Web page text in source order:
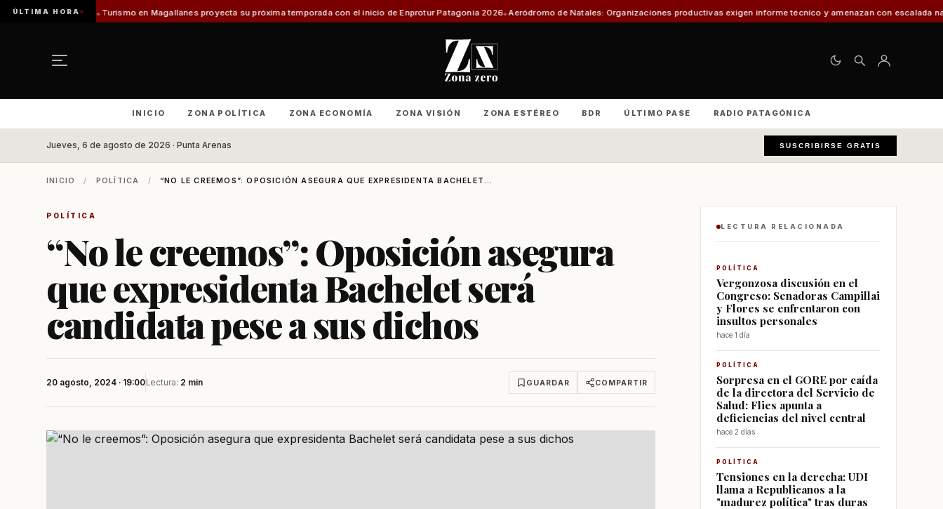
ÚLTIMA HORA
Vladilo] Turismo en Magallanes proyecta su próxima temporada con el inicio de Enprotur Patagonia 2026 Aeródromo de Natales: Organizaciones productivas exigen informe técnico y amenazan con escalada nacional El
INICIO ZONA POLÍTICA ZONA ECONOMÍA ZONA VISIÓN ZONA ESTÉREO BDR ÚLTIMO PASE RADIO PATAGÓNICA
Jueves, 6 de agosto de 2026 · Punta Arenas SUSCRIBIRSE GRATIS
INICIO / POLÍTICA / “NO LE CREEMOS”: OPOSICIÓN ASEGURA QUE EXPRESIDENTA BACHELET...
POLÍTICA
“No le creemos”: Oposición asegura
que expresidenta Bachelet será
candidata pese a sus dichos
20 agosto, 2024 · 19:00Lectura: 2 min GUARDAR COMPARTIR
LECTURA RELACIONADA
POLÍTICA
Vergonzosa discusión en el
Congreso: Senadoras Campillai
y Flores se enfrentaron con
insultos personales
hace 1 día
POLÍTICA
Sorpresa en el GORE por caída
de la directora del Servicio de
Salud: Flies apunta a
deficiencias del nivel central
hace 2 días
POLÍTICA
Tensiones en la derecha: UDI
llama a Republicanos a la
"madurez política" tras duras